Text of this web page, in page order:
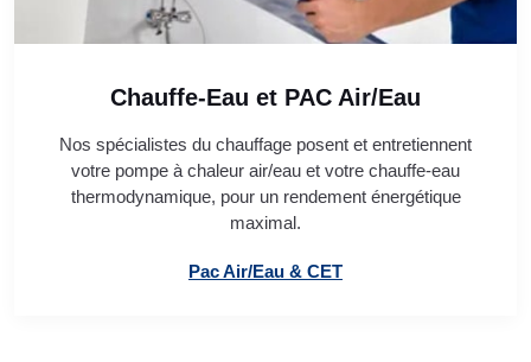
Chauffe-Eau et PAC Air/Eau
Nos spécialistes du chauffage posent et entretiennent
votre pompe à chaleur air/eau et votre chauffe-eau
thermodynamique, pour un rendement énergétique
maximal.
Pac Air/Eau & CET